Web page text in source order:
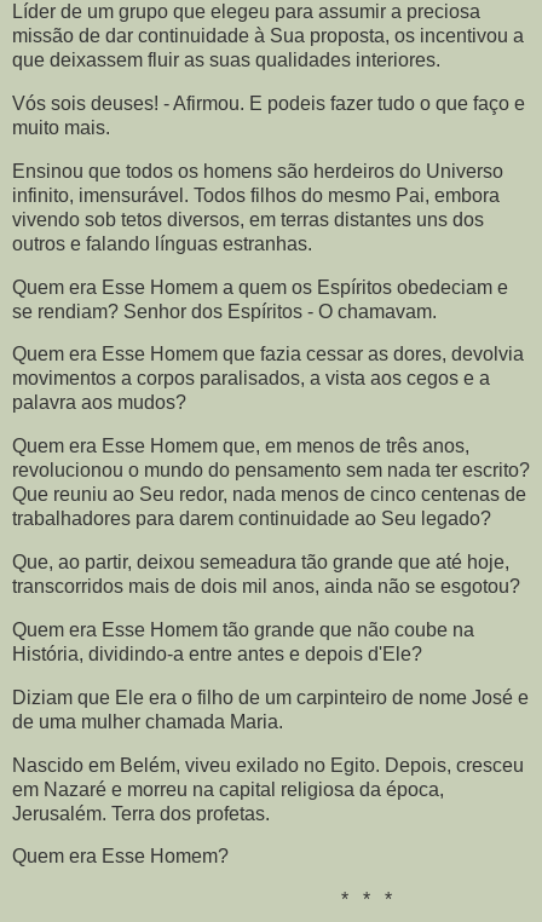
Líder de um grupo que elegeu para assumir a preciosa
missão de dar continuidade à Sua proposta, os incentivou a
que deixassem fluir as suas qualidades interiores.
Vós sois deuses! - Afirmou. E podeis fazer tudo o que faço e
muito mais.
Ensinou que todos os homens são herdeiros do Universo
infinito, imensurável. Todos filhos do mesmo Pai, embora
vivendo sob tetos diversos, em terras distantes uns dos
outros e falando línguas estranhas.
Quem era Esse Homem a quem os Espíritos obedeciam e
se rendiam? Senhor dos Espíritos - O chamavam.
Quem era Esse Homem que fazia cessar as dores, devolvia
movimentos a corpos paralisados, a vista aos cegos e a
palavra aos mudos?
Quem era Esse Homem que, em menos de três anos,
revolucionou o mundo do pensamento sem nada ter escrito?
Que reuniu ao Seu redor, nada menos de cinco centenas de
trabalhadores para darem continuidade ao Seu legado?
Que, ao partir, deixou semeadura tão grande que até hoje,
transcorridos mais de dois mil anos, ainda não se esgotou?
Quem era Esse Homem tão grande que não coube na
História, dividindo-a entre antes e depois d'Ele?
Diziam que Ele era o filho de um carpinteiro de nome José e
de uma mulher chamada Maria.
Nascido em Belém, viveu exilado no Egito. Depois, cresceu
em Nazaré e morreu na capital religiosa da época,
Jerusalém. Terra dos profetas.
Quem era Esse Homem?
* * *